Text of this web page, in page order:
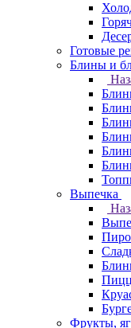
Готовые
Блины и
Выпечка
Фрукты,